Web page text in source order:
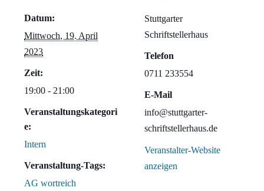
Datum:
Mittwoch, 19. April
2023
Zeit:
19:00 - 21:00
Veranstaltungskategori
e:
Intern
Veranstaltung-Tags:
AG wortreich
Stuttgarter
Schriftstellerhaus
Telefon
0711 233554
E-Mail
info@stuttgarter-
schriftstellerhaus.de
Veranstalter-Website
anzeigen